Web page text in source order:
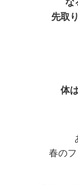
先取
体
春の